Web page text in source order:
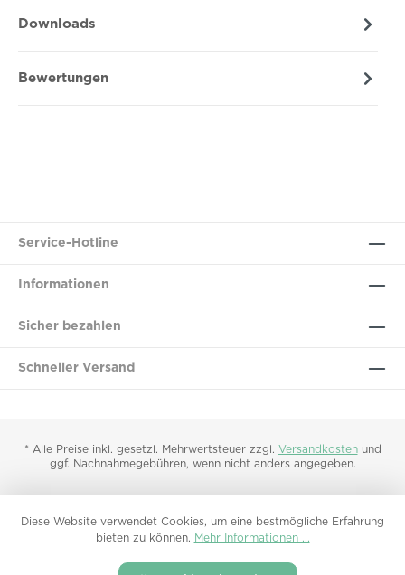
Downloads
Bewertungen
Service-Hotline
Informationen
Sicher bezahlen
Schneller Versand
* Alle Preise inkl. gesetzl. Mehrwertsteuer zzgl. Versandkostenund
ggf. Nachnahmegebühren, wenn nicht anders angegeben.
Diese Website verwendet Cookies, um eine bestmögliche Erfahrung
bieten zu können. Mehr Informationen ...